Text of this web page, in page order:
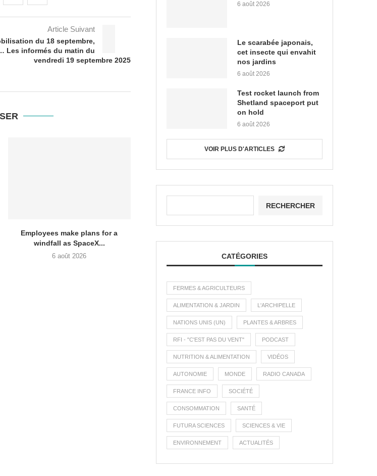
Article Suivant
du 18 septembre,
Les informés du matin du
vendredi 19 septembre 2025
Employees make plans for a
windfall as SpaceX...
6 août 2026
6 août 2026
Le scarabée japonais,
cet insecte qui envahit
nos jardins
6 août 2026
Test rocket launch from
Shetland spaceport put
on hold
6 août 2026
VOIR PLUS D'ARTICLES
RECHERCHER
CATÉGORIES
FERMES & AGRICULTEURS
ALIMENTATION & JARDIN L'ARCHIPELLE
NATIONS UNIS (UN) PLANTES & ARBRES
RFI - "C'EST PAS DU VENT" PODCAST
NUTRITION & ALIMENTATION VIDÉOS
AUTONOMIE MONDE RADIO CANADA
FRANCE INFO SOCIÉTÉ
CONSOMMATION SANTÉ
FUTURA SCIENCES SCIENCES & VIE
ENVIRONNEMENT ACTUALITÉS